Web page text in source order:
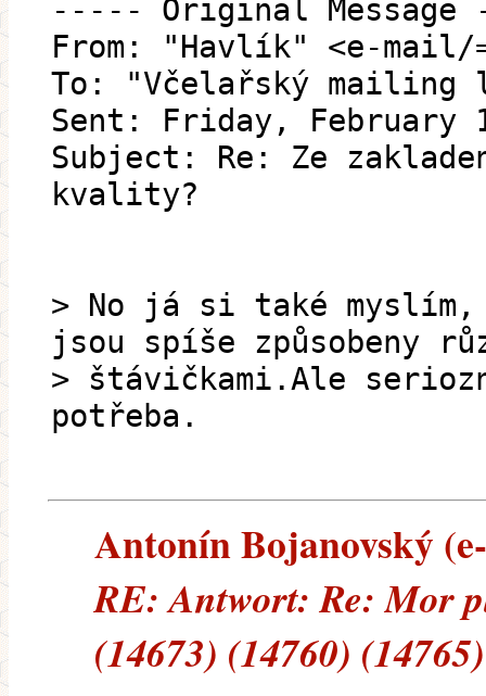
----- Original
From: "Havlík" <e-mail/
To: "Včelařský
Sent: Friday, February
Subject: Re: Ze
kvality?
> No já si také myslím,
jsou spíše způsobeny
> štávičkami.Ale
potřeba.
Antonín Bojanovský
RE: Antwort: Re: Mor
(14673) (14760)